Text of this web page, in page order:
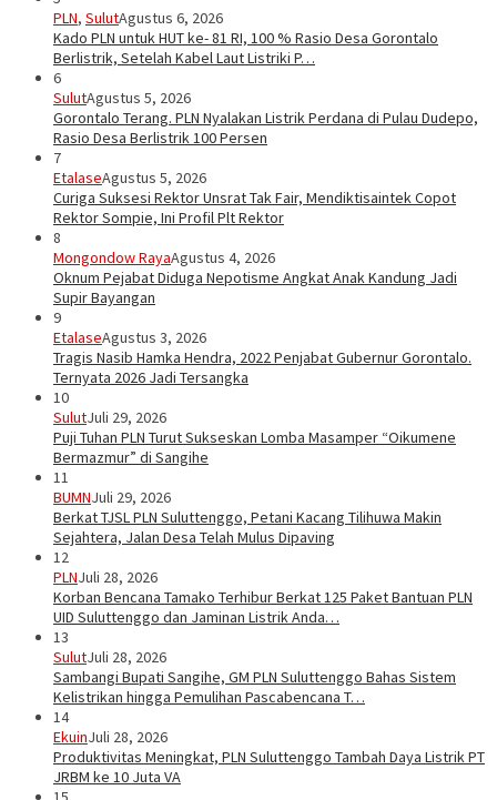
PLN, SulutAgustus 6, 2026
Kado PLN untuk HUT ke- 81 RI, 100 % Rasio Desa Gorontalo
Berlistrik, Setelah Kabel Laut Listriki P…
6
SulutAgustus 5, 2026
Gorontalo Terang. PLN Nyalakan Listrik Perdana di Pulau Dudepo,
Rasio Desa Berlistrik 100 Persen
7
EtalaseAgustus 5, 2026
Curiga Suksesi Rektor Unsrat Tak Fair, Mendiktisaintek Copot
Rektor Sompie, Ini Profil Plt Rektor
8
Mongondow RayaAgustus 4, 2026
Oknum Pejabat Diduga Nepotisme Angkat Anak Kandung Jadi
Supir Bayangan
9
EtalaseAgustus 3, 2026
Tragis Nasib Hamka Hendra, 2022 Penjabat Gubernur Gorontalo.
Ternyata 2026 Jadi Tersangka
10
SulutJuli 29, 2026
Puji Tuhan PLN Turut Sukseskan Lomba Masamper “Oikumene
Bermazmur” di Sangihe
11
BUMNJuli 29, 2026
Berkat TJSL PLN Suluttenggo, Petani Kacang Tilihuwa Makin
Sejahtera, Jalan Desa Telah Mulus Dipaving
12
PLNJuli 28, 2026
Korban Bencana Tamako Terhibur Berkat 125 Paket Bantuan PLN
UID Suluttenggo dan Jaminan Listrik Anda…
13
SulutJuli 28, 2026
Sambangi Bupati Sangihe, GM PLN Suluttenggo Bahas Sistem
Kelistrikan hingga Pemulihan Pascabencana T…
14
EkuinJuli 28, 2026
Produktivitas Meningkat, PLN Suluttenggo Tambah Daya Listrik PT
JRBM ke 10 Juta VA